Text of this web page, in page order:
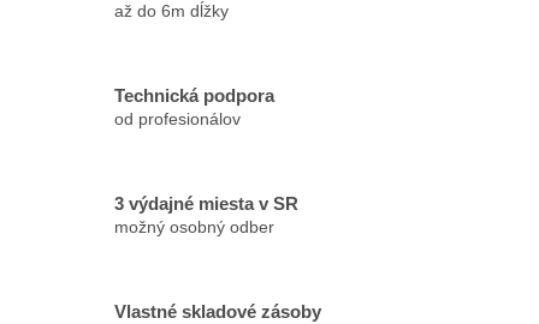
až do 6m dĺžky
Technická podpora
od profesionálov
3 výdajné miesta v SR
možný osobný odber
Vlastné skladové zásoby